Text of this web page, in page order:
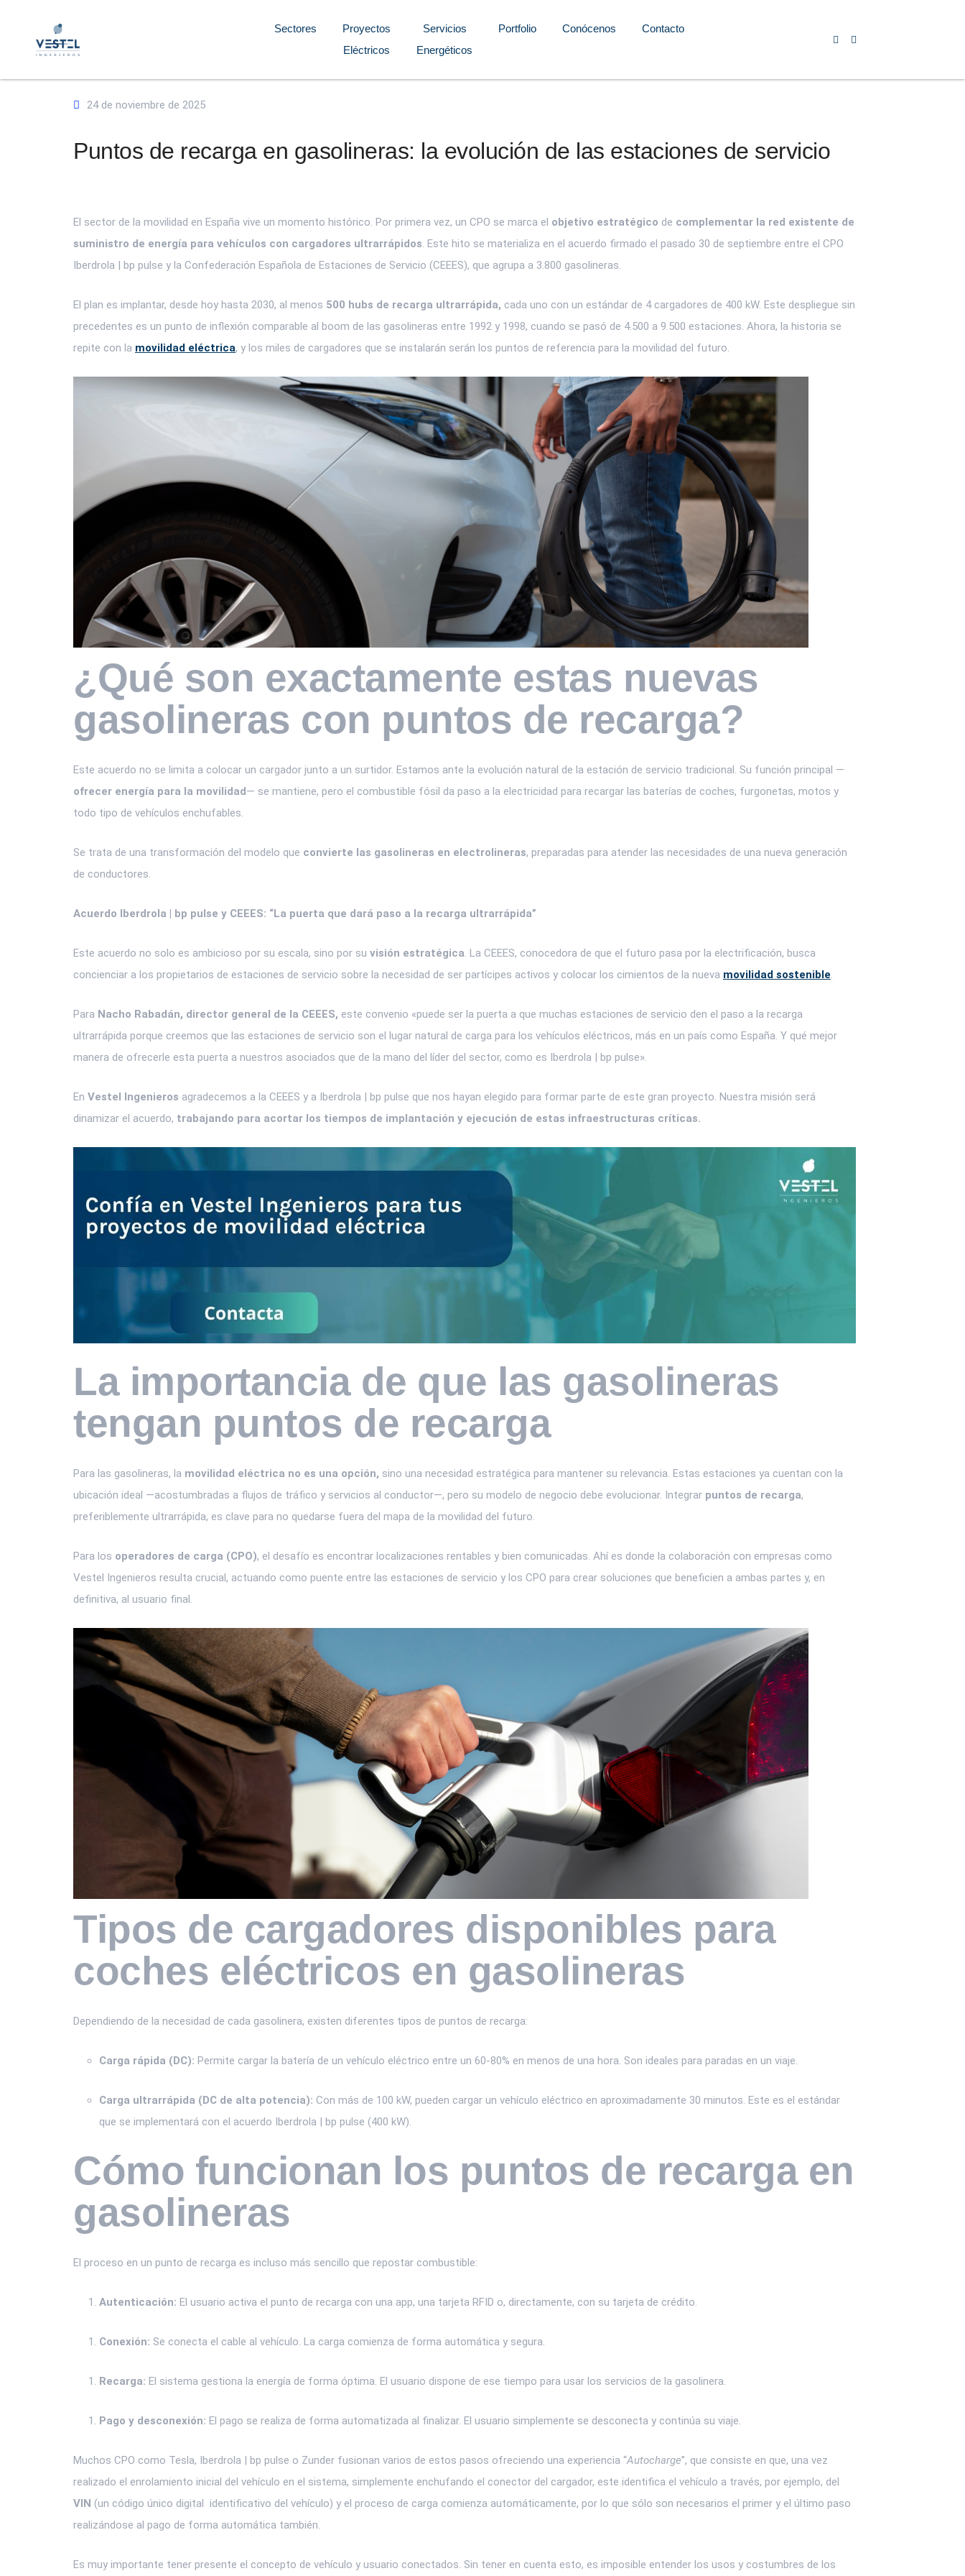
Sectores
Proyectos
Eléctricos
Servicios
Energéticos
Portfolio Conócenos Contacto
24 de noviembre de 2025
Puntos de recarga en gasolineras: la evolución de las estaciones de servicio
El sector de la movilidad en España vive un momento histórico. Por primera vez, un CPO se marca el objetivo estratégico de complementar la red existente de
suministro de energía para vehículos con cargadores ultrarrápidos. Este hito se materializa en el acuerdo firmado el pasado 30 de septiembre entre el CPO
Iberdrola | bp pulse y la Confederación Española de Estaciones de Servicio (CEEES), que agrupa a 3.800 gasolineras.
El plan es implantar, desde hoy hasta 2030, al menos 500 hubs de recarga ultrarrápida, cada uno con un estándar de 4 cargadores de 400 kW. Este despliegue sin
precedentes es un punto de inflexión comparable al boom de las gasolineras entre 1992 y 1998, cuando se pasó de 4.500 a 9.500 estaciones. Ahora, la historia se
repite con la movilidad eléctrica, y los miles de cargadores que se instalarán serán los puntos de referencia para la movilidad del futuro.
¿Qué son exactamente estas nuevas
gasolineras con puntos de recarga?
Este acuerdo no se limita a colocar un cargador junto a un surtidor. Estamos ante la evolución natural de la estación de servicio tradicional. Su función principal —
ofrecer energía para la movilidad— se mantiene, pero el combustible fósil da paso a la electricidad para recargar las baterías de coches, furgonetas, motos y
todo tipo de vehículos enchufables.
Se trata de una transformación del modelo que convierte las gasolineras en electrolineras, preparadas para atender las necesidades de una nueva generación
de conductores.
Acuerdo Iberdrola | bp pulse y CEEES: “La puerta que dará paso a la recarga ultrarrápida”
Este acuerdo no solo es ambicioso por su escala, sino por su visión estratégica. La CEEES, conocedora de que el futuro pasa por la electrificación, busca
concienciar a los propietarios de estaciones de servicio sobre la necesidad de ser partícipes activos y colocar los cimientos de la nueva movilidad sostenible.
Para Nacho Rabadán, director general de la CEEES, este convenio «puede ser la puerta a que muchas estaciones de servicio den el paso a la recarga
ultrarrápida porque creemos que las estaciones de servicio son el lugar natural de carga para los vehículos eléctricos, más en un país como España. Y qué mejor
manera de ofrecerle esta puerta a nuestros asociados que de la mano del líder del sector, como es Iberdrola | bp pulse».
En Vestel Ingenieros agradecemos a la CEEES y a Iberdrola | bp pulse que nos hayan elegido para formar parte de este gran proyecto. Nuestra misión será
dinamizar el acuerdo, trabajando para acortar los tiempos de implantación y ejecución de estas infraestructuras críticas.
La importancia de que las gasolineras
tengan puntos de recarga
Para las gasolineras, la movilidad eléctrica no es una opción, sino una necesidad estratégica para mantener su relevancia. Estas estaciones ya cuentan con la
ubicación ideal —acostumbradas a flujos de tráfico y servicios al conductor—, pero su modelo de negocio debe evolucionar. Integrar puntos de recarga,
preferiblemente ultrarrápida, es clave para no quedarse fuera del mapa de la movilidad del futuro.
Para los operadores de carga (CPO), el desafío es encontrar localizaciones rentables y bien comunicadas. Ahí es donde la colaboración con empresas como
Vestel Ingenieros resulta crucial, actuando como puente entre las estaciones de servicio y los CPO para crear soluciones que beneficien a ambas partes y, en
definitiva, al usuario final.
Tipos de cargadores disponibles para
coches eléctricos en gasolineras
Dependiendo de la necesidad de cada gasolinera, existen diferentes tipos de puntos de recarga:
Carga rápida (DC): Permite cargar la batería de un vehículo eléctrico entre un 60-80% en menos de una hora. Son ideales para paradas en un viaje.
Carga ultrarrápida (DC de alta potencia): Con más de 100 kW, pueden cargar un vehículo eléctrico en aproximadamente 30 minutos. Este es el estándar
que se implementará con el acuerdo Iberdrola | bp pulse (400 kW).
Cómo funcionan los puntos de recarga en
gasolineras
El proceso en un punto de recarga es incluso más sencillo que repostar combustible:
Autenticación: El usuario activa el punto de recarga con una app, una tarjeta RFID o, directamente, con su tarjeta de crédito.
Conexión: Se conecta el cable al vehículo. La carga comienza de forma automática y segura.
Recarga: El sistema gestiona la energía de forma óptima. El usuario dispone de ese tiempo para usar los servicios de la gasolinera.
Pago y desconexión: El pago se realiza de forma automatizada al finalizar. El usuario simplemente se desconecta y continúa su viaje.
Muchos CPO como Tesla, Iberdrola | bp pulse o Zunder fusionan varios de estos pasos ofreciendo una experiencia “Autocharge”, que consiste en que, una vez
realizado el enrolamiento inicial del vehículo en el sistema, simplemente enchufando el conector del cargador, este identifica el vehículo a través, por ejemplo, del
VIN (un código único digital identificativo del vehículo) y el proceso de carga comienza automáticamente, por lo que sólo son necesarios el primer y el último paso
realizándose al pago de forma automática también.
Es muy importante tener presente el concepto de vehículo y usuario conectados. Sin tener en cuenta esto, es imposible entender los usos y costumbres de los